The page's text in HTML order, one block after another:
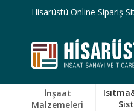
Skip
Hisarüstü Online Sipariş
İnşaat
Malzemeleri